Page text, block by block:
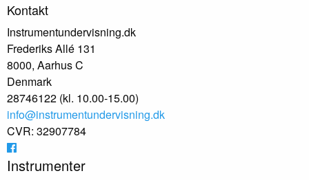
Kontakt
Instrumentundervisning.dk
Frederiks Allé 131
8000, Aarhus C
Denmark
28746122 (kl. 10.00-15.00)
info@instrumentundervisning.dk
CVR: 32907784
Instrumenter